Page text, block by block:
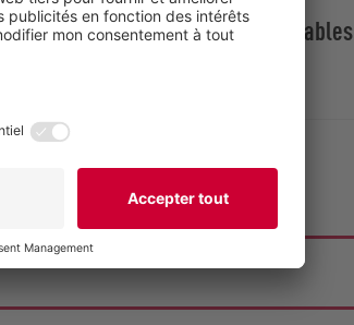
Rendre les matières solides pompables